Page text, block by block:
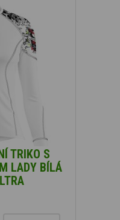
TRIKO S
LADY BÍLÁ